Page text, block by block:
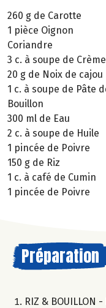
260 g de Carotte
1 pièce Oignon
Coriandre
3 c. à soupe de
20 g de Noix de cajou
1 c. à soupe de Pâte
Bouillon
300 ml de Eau
2 c. à soupe de Huile
1 pincée de Poivre
150 g de Riz
1 c. à café de Cumin
1 pincée de Poivre
Préparation
RIZ &